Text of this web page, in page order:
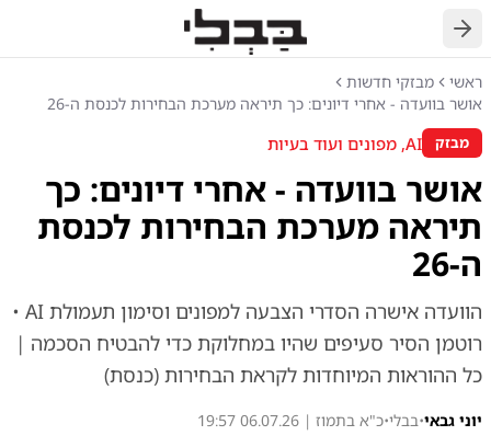
חזרה
ראשי
מבזקי חדשות
אושר בוועדה - אחרי דיונים: כך תיראה מערכת הבחירות לכנסת ה-26
מבזק AI, מפונים ועוד בעיות
אושר בוועדה - אחרי דיונים: כך
תיראה מערכת הבחירות לכנסת
ה-26
הוועדה אישרה הסדרי הצבעה למפונים וסימון תעמולת AI •
רוטמן הסיר סעיפים שהיו במחלוקת כדי להבטיח הסכמה |
כל ההוראות המיוחדות לקראת הבחירות (כנסת)
יוני גבאי•בבלי•כ"א בתמוז | 06.07.26 19:57